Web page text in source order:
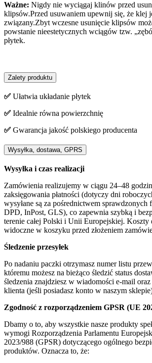
Ważne: Nigdy nie wyciągaj klinów przed
klipsów.Przed usuwaniem upewnij się, że klej
związany.Zbyt wczesne usunięcie klipsów
powstanie nieestetycznych wciągów tzw.
płytek.
Zalety produktu
✅ Ułatwia układanie płytek
✅ Idealnie równa powierzchnię
✅ Gwarancja jakość polskiego producenta
Wysyłka, dostawa, GPRS
Wysyłka i czas realizacji
Zamówienia realizujemy w ciągu 24–48
zaksięgowania płatności (dotyczy dni
wysyłane są za pośrednictwem
DPD, InPost, GLS), co zapewnia szybką i
terenie całej Polski i Unii Europejskiej. Koszty
widoczne w koszyku przed złożeniem
Śledzenie przesyłek
Po nadaniu paczki otrzymasz numer listu
któremu możesz na bieżąco śledzić status
śledzenia znajdziesz w wiadomości e-mail
klienta (jeśli posiadasz konto w naszym
Zgodność z rozporządzeniem GPSR (UE
Dbamy o to, aby wszystkie nasze produkty
wymogi Rozporządzenia Parlamentu
2023/988 (GPSR) dotyczącego ogólnego
produktów. Oznacza to, że: